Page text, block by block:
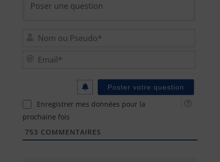
Enregistrer mes données pour la
prochaine fois
753 COMMENTAIRES